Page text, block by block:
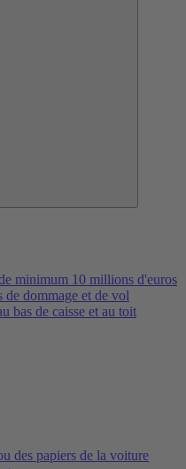
minimum 10 millions d'euros
de dommage et de vol
bas de caisse et au toit
des papiers de la voiture